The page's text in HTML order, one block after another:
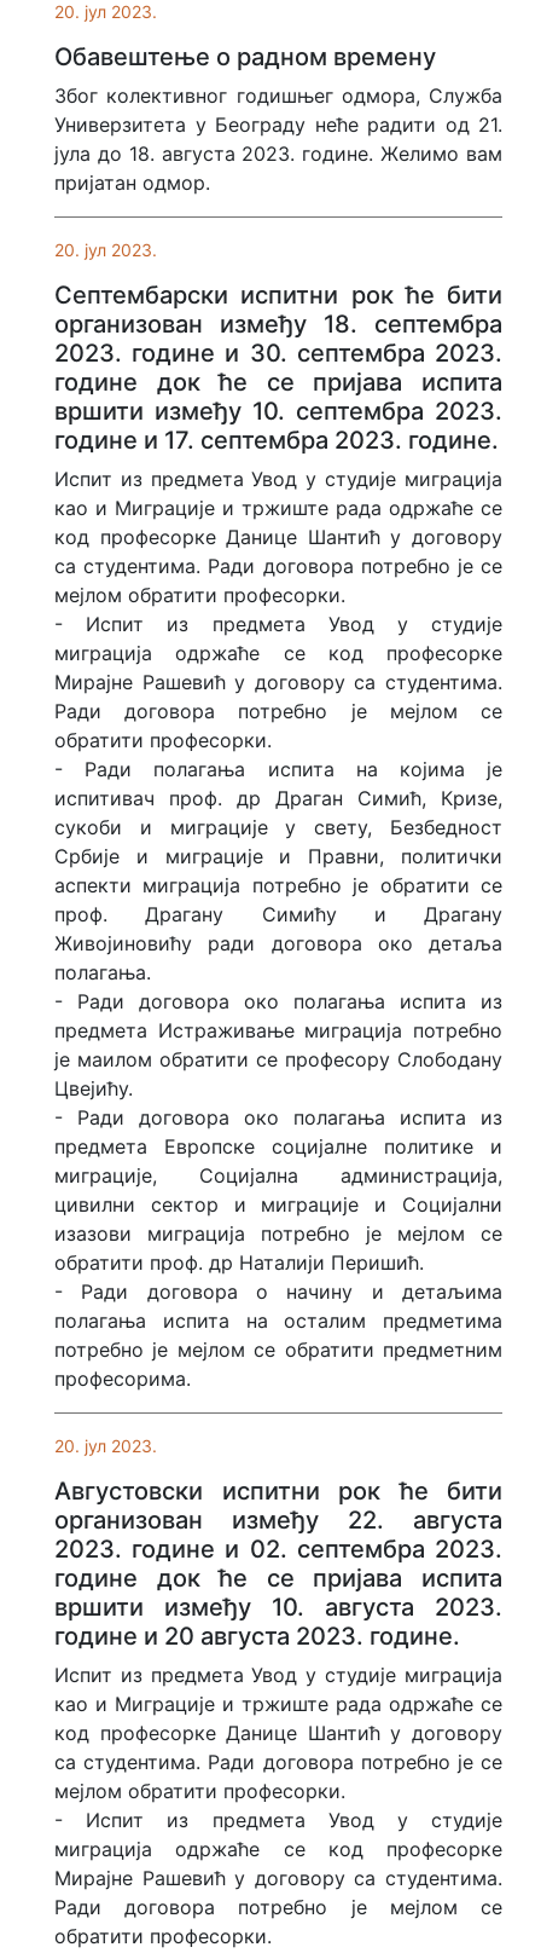
20. јул 2023.
Обавештење о радном времену
Због колективног годишњег одмора, Служба
Универзитета у Београду неће радити од 21.
јула до 18. августа 2023. године. Желимо вам
пријатан одмор.
20. јул 2023.
Септембарски испитни рок ће бити
организован између 18. септембра
2023. године и 30. септембра 2023.
године док ће се пријава испита
вршити између 10. септембра 2023.
године и 17. септембра 2023. године.
Испит из предмета Увод у студије миграција
као и Миграције и тржиште рада одржаће се
код професорке Данице Шантић у договору
са студентима. Ради договора потребно је се
мејлом обратити професорки.
- Испит из предмета Увод у студије
миграција одржаће се код професорке
Мирајне Рашевић у договору са студентима.
Ради договора потребно је мејлом се
обратити професорки.
- Ради полагања испита на којима је
испитивач проф. др Драган Симић, Кризе,
сукоби и миграције у свету, Безбедност
Србије и миграције и Правни, политички
аспекти миграција потребно је обратити се
проф. Драгану Симићу и Драгану
Живојиновићу ради договора око детаља
полагања.
- Ради договора око полагања испита из
предмета Истраживање миграција потребно
је маилом обратити се професору Слободану
Цвејићу.
- Ради договора око полагања испита из
предмета Европске социјалне политике и
миграције, Социјална администрација,
цивилни сектор и миграције и Социјални
изазови миграција потребно је мејлом се
обратити проф. др Наталији Перишић.
- Ради договора о начину и детаљима
полагања испита на осталим предметима
потребно је мејлом се обратити предметним
професорима.
20. јул 2023.
Августовски испитни рок ће бити
организован између 22. августа
2023. године и 02. септембра 2023.
године док ће се пријава испита
вршити између 10. августа 2023.
године и 20 августа 2023. године.
Испит из предмета Увод у студије миграција
као и Миграције и тржиште рада одржаће се
код професорке Данице Шантић у договору
са студентима. Ради договора потребно је се
мејлом обратити професорки.
- Испит из предмета Увод у студије
миграција одржаће се код професорке
Мирајне Рашевић у договору са студентима.
Ради договора потребно је мејлом се
обратити професорки.